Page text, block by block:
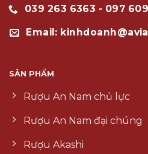
039 263 6363 - 097 609
Email:
SẢN PHẨM
Rượu An Nam chủ lực
Rượu An Nam đại chúng
Rượu Akashi